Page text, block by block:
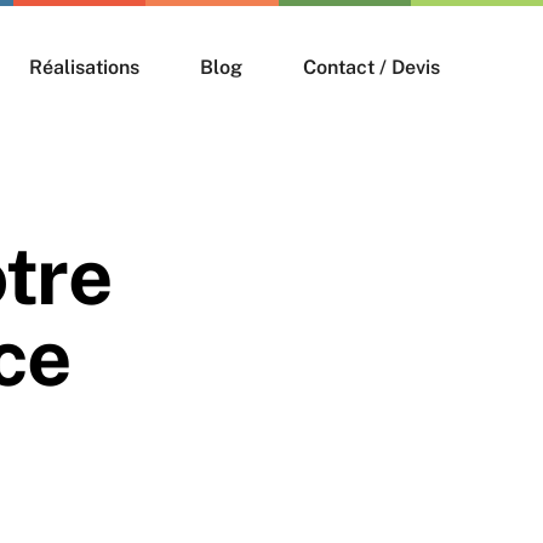
Prestashop
Réalisations Blog Contact / Devis